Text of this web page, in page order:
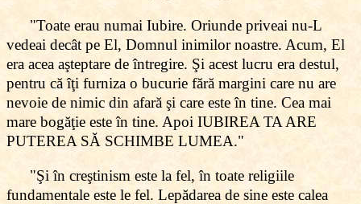
"Toate erau numai Iubire. Oriunde priveai nu-L
vedeai decât pe El, Domnul inimilor noastre. Acum, El
era acea aşteptare de întregire. Şi acest lucru era destul,
pentru că îţi furniza o bucurie fără margini care nu are
nevoie de nimic din afară şi care este în tine. Cea mai
mare bogăţie este în tine. Apoi IUBIREA TA ARE
PUTEREA SĂ SCHIMBE LUMEA."
"Şi în creştinism este la fel, în toate religiile
fundamentale este le fel. Lepădarea de sine este calea